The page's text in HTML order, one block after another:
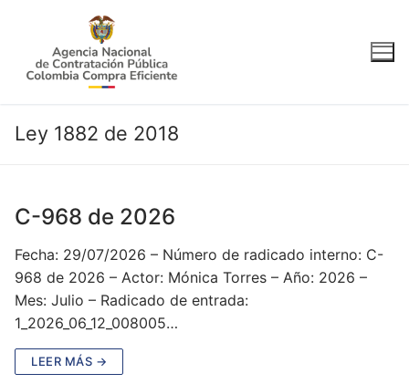
contenido
Ley 1882 de 2018
C-968 de 2026
Fecha: 29/07/2026 – Número de radicado interno: C-
968 de 2026 – Actor: Mónica Torres – Año: 2026 –
Mes: Julio – Radicado de entrada:
1_2026_06_12_008005…
LEER MÁS →